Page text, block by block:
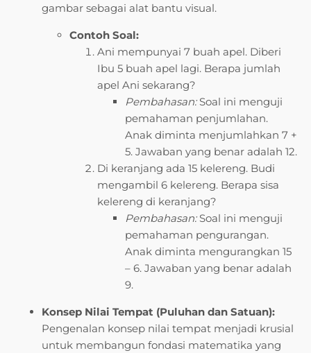
gambar sebagai alat bantu visual.
Contoh Soal:
Ani mempunyai 7 buah apel. Diberi
Ibu 5 buah apel lagi. Berapa jumlah
apel Ani sekarang?
Pembahasan:Soal ini menguji
pemahaman penjumlahan.
Anak diminta menjumlahkan 7 +
5. Jawaban yang benar adalah 12.
Di keranjang ada 15 kelereng. Budi
mengambil 6 kelereng. Berapa sisa
kelereng di keranjang?
Pembahasan:Soal ini menguji
pemahaman pengurangan.
Anak diminta mengurangkan 15
– 6. Jawaban yang benar adalah
9.
Konsep Nilai Tempat (Puluhan dan Satuan):
Pengenalan konsep nilai tempat menjadi krusial
untuk membangun fondasi matematika yang